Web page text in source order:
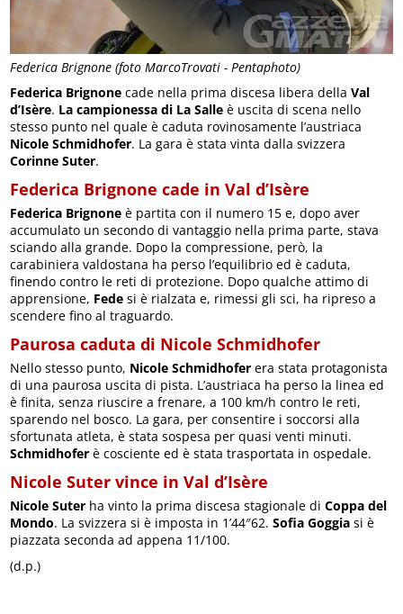
Federica Brignone (foto MarcoTrovati - Pentaphoto)
Federica Brignone cade nella prima discesa libera dellaVal
d’Isère. La campionessa di La Salle è uscita di scena nello
stesso punto nel quale è caduta rovinosamente l’austriaca
Nicole Schmidhofer. La gara è stata vinta dalla svizzera
Corinne Suter.
Federica Brignone cade in Val d’Isère
Federica Brignone è partita con il numero 15 e, dopo aver
accumulato un secondo di vantaggio nella prima parte, stava
sciando alla grande. Dopo la compressione, però, la
carabiniera valdostana ha perso l’equilibrio ed è caduta,
finendo contro le reti di protezione. Dopo qualche attimo di
apprensione, Fede si è rialzata e, rimessi gli sci, ha ripreso a
scendere fino al traguardo.
Paurosa caduta di Nicole Schmidhofer
Nello stesso punto, Nicole Schmidhofer era stata protagonista
di una paurosa uscita di pista. L’austriaca ha perso la linea ed
è finita, senza riuscire a frenare, a 100 km/h contro le reti,
sparendo nel bosco. La gara, per consentire i soccorsi alla
sfortunata atleta, è stata sospesa per quasi venti minuti.
Schmidhofer è cosciente ed è stata trasportata in ospedale.
Nicole Suter vince in Val d’Isère
Nicole Suter ha vinto la prima discesa stagionale diCoppa del
Mondo. La svizzera si è imposta in 1’44″62.Sofia Goggia si è
piazzata seconda ad appena 11/100.
(d.p.)